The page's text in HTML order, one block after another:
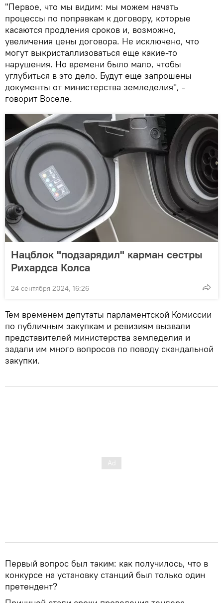
"Первое, что мы видим: мы можем начать
процессы по поправкам к договору, которые
касаются продления сроков и, возможно,
увеличения цены договора. Не исключено, что
могут выкристаллизоваться еще какие-то
нарушения. Но времени было мало, чтобы
углубиться в это дело. Будут еще запрошены
документы от министерства земледелия", -
говорит Воселе.
Нацблок "подзарядил" карман сестры
Рихардса Колса
24 сентября 2024, 16:26
Тем временем депутаты парламентской Комиссии
по публичным закупкам и ревизиям вызвали
представителей министерства земледелия и
задали им много вопросов по поводу скандальной
закупки.
Первый вопрос был таким: как получилось, что в
конкурсе на установку станций был только один
претендент?